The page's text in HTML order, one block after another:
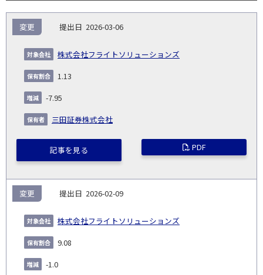
NO.
告
義
務
発
生
日
出
コー
象
業
種
割
2026-03-06
株式会社フライトソリューションズ
変更
1.13
-7.95
三田証券株式会社
記事を見る PDF
2026-02-09
株式会社フライトソリューションズ
変更
9.08
-1.0